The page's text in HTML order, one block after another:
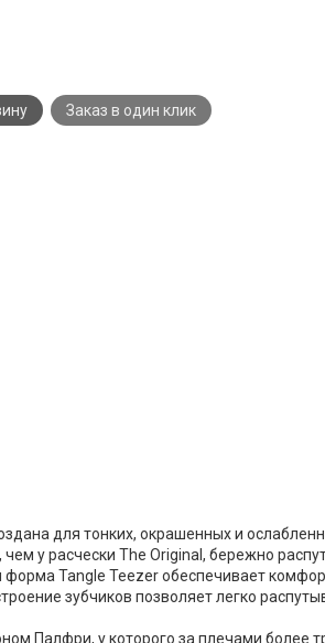
Заказ в один клик
для тонких, окрашенных и
у расчески The Original, бережно
Tangle Teezer обеспечивает
зубчиков позволяет легко
Палфри, у которого за плечами более